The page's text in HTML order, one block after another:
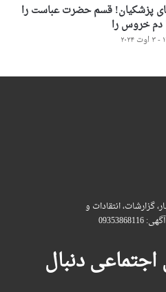
پزشکیان! قسم حضرت عباست را
دم خروس را
دنبال